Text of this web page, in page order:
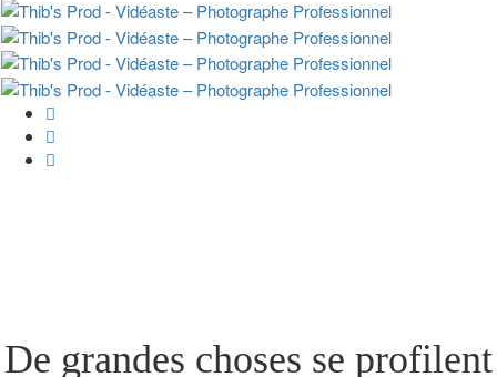
De grandes choses se profilent